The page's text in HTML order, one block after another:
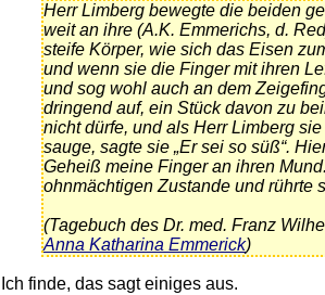
Herr Limberg bewegte die beiden
weit an ihre (A.K. Emmerichs, d.
steife Körper, wie sich das Eisen
und wenn sie die Finger mit ihren
und sog wohl auch an dem
dringend auf, ein Stück davon zu
nicht dürfe, und als Herr Limberg
sauge, sagte sie „Er sei so süß“.
Geheiß meine Finger an ihren
ohnmächtigen Zustande und rührte
(Tagebuch des Dr. med. Franz
Anna Katharina Emmerick)
Ich finde, das sagt einiges aus.